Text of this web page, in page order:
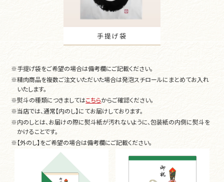
手提げ袋
※手提げ袋をご希望の場合は備考欄にご記載ください。
※精肉商品を複数ご注文いただいた場合は発泡スチロールにまとめてお入れ
いたします。
※熨斗の種類につきましてはこちらからご確認ください。
※当店では、通常【内のし】にてお届けしております。
※内のしとは、お届けの際に熨斗紙が汚れないように、包装紙の内側に熨斗を
かけることです。
※【外のし】をご希望の場合は備考欄にご記載ください。